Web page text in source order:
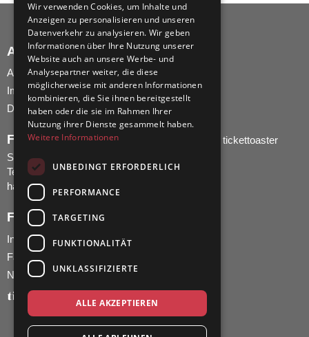
AGB UND IMPRESSUM
AGB
Impressum
Datenschutz
FRAGEN ZUR BESTELLUNG?
tickettoaster
Support
Tel.: +49 561 350 296 28 - 0
hallo@tickettoaster.de
FOLGE UNS!
Instagram
Facebook
Newsletter & WhatsApp
Wir verwenden Cookies, um Inhalte und
Anzeigen zu personalisieren und unseren
Datenverkehr zu analysieren. Wir geben
Informationen über Ihre Nutzung unserer
Website auch an unsere Werbe- und
Analysepartner weiter, die diese
möglicherweise mit anderen Informationen
kombinieren, die Sie ihnen bereitgestellt
haben oder die sie im Rahmen Ihrer
Nutzung ihrer Dienste gesammelt haben.
Weitere Informationen
UNBEDINGT ERFORDERLICH
PERFORMANCE
TARGETING
FUNKTIONALITÄT
UNKLASSIFIZIERTE
ALLE AKZEPTIEREN